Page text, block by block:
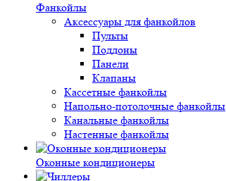
Фанкойлы
Аксессуары для фанкойлов
Пульты
Поддоны
Панели
Клапаны
Кассетные фанкойлы
Напольно-потолочные фанкойлы
Канальные фанкойлы
Настенные фанкойлы
Оконные кондиционеры